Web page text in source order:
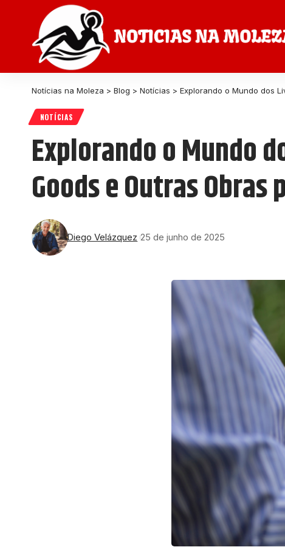
Notícias na Moleza > Blog > Notícias > Explorando o Mundo dos
NOTÍCIAS
Explorando o Mundo
Goods e Outras
Diego Velázquez 25 de junho de 2025